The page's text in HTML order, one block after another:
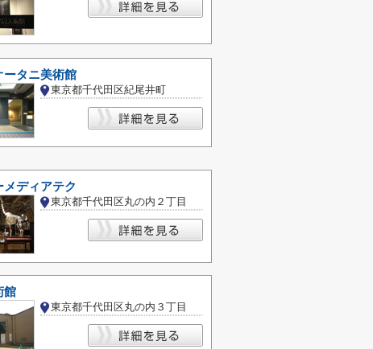
ータニ美術館
東京都千代田区紀尾井町
メディアテク
東京都千代田区丸の内２丁目
館
東京都千代田区丸の内３丁目